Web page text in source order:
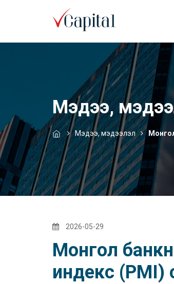
Мэдээ,
Мэдээ, мэдээлэл
2026-05-29
Монгол
индекс (PMI)